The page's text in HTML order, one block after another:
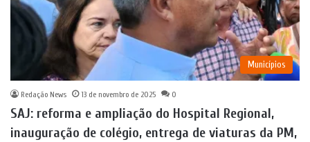
Municípios
Redação News 13 de novembro de 2025 0
SAJ: reforma e ampliação do Hospital Regional,
inauguração de colégio, entrega de viaturas da PM,